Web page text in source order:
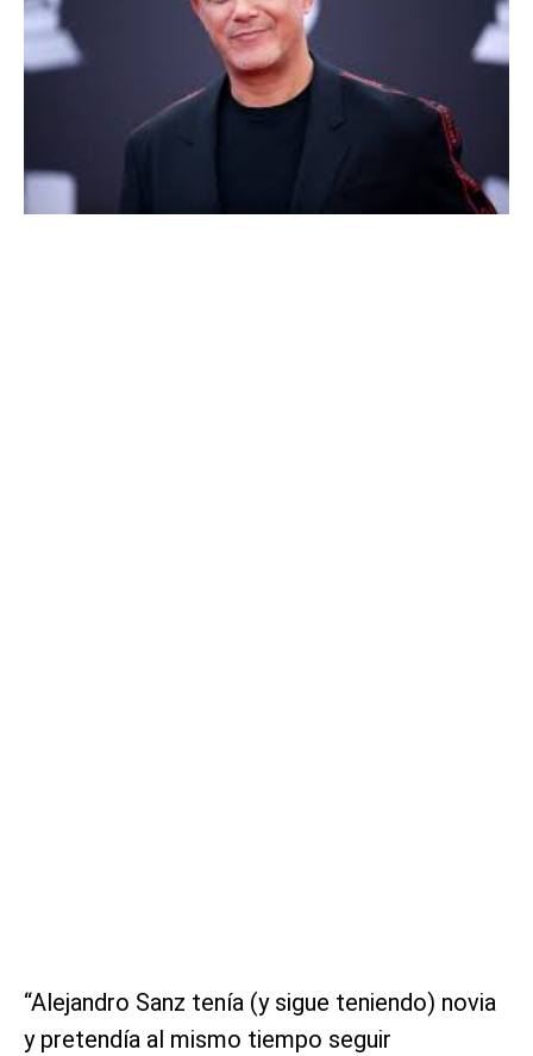
“Alejandro Sanz tenía (y sigue teniendo) novia
y pretendía al mismo tiempo seguir